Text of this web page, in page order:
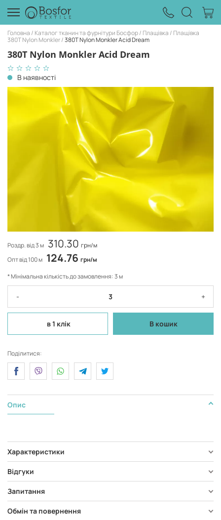
Головна Каталог тканин та фурнітури Босфор Плащівка
Плащівка
380T Nylon Monkler 380T Nylon Monkler Acid Dream
380T Nylon Monkler Acid Dream
В наявності
Роздр. від 3 м 310.30 грн/м
Опт від 100 м 124.76 грн/м
* Мінімальна кількість до замовлення: 3 м
- +
в 1 клік В кошик
Поділитися:
Опис
Характеристики
Відгуки
Запитання
Обмін та повернення